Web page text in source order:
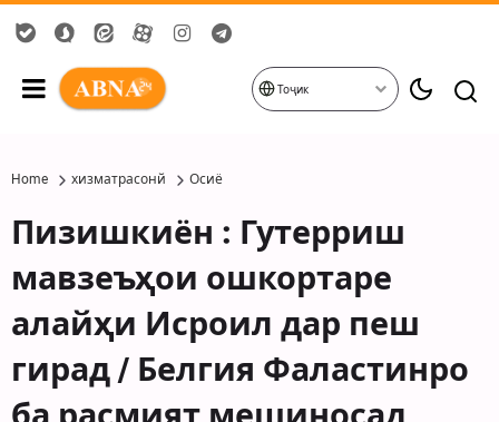
Тоҷик
Home хизматрасонй Осиё
Пизишкиён : Гутерриш
мавзеъҳои ошкортаре
алайҳи Исроил дар пеш
гирад / Белгия Фаластинро